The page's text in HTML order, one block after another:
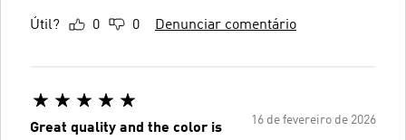
Útil? 0 0 Denunciar comentário
16 de fevereiro de 2026
Great quality and the color is